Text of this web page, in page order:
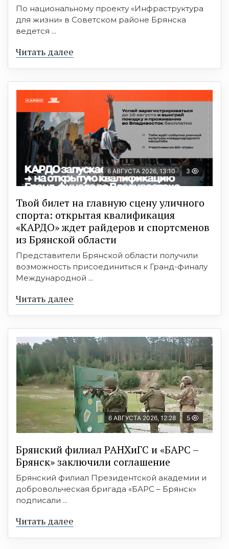
По национальному проекту «Инфраструктура
для жизни» в Советском районе Брянска
ведется ...
Читать далее
6 АВГУСТА 2026, 13:10 3
Твой билет на главную сцену уличного
спорта: открытая квалификация
«КАРДО» ждет райдеров и спортсменов
из Брянской области
Представители Брянской области получили
возможность присоединиться к Гранд-финалу
Международной ...
Читать далее
6 АВГУСТА 2026, 12:28 5
Брянский филиал РАНХиГС и «БАРС –
Брянск» заключили соглашение
Брянский филиал Президентской академии и
добровольческая бригада «БАРС – Брянск»
подписали ...
Читать далее